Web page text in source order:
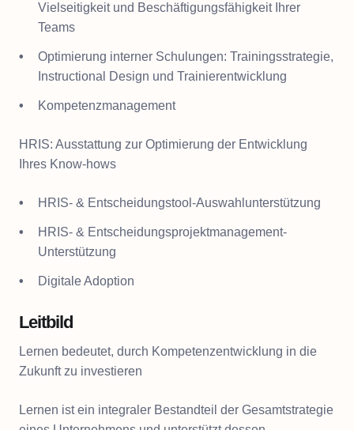
Vielseitigkeit und Beschäftigungsfähigkeit Ihrer
Teams
Optimierung interner Schulungen: Trainingsstrategie,
Instructional Design und Trainierentwicklung
Kompetenzmanagement
HRIS: Ausstattung zur Optimierung der Entwicklung
Ihres Know-hows
HRIS- & Entscheidungstool-Auswahlunterstützung
HRIS- & Entscheidungsprojektmanagement-
Unterstützung
Digitale Adoption
Leitbild
Lernen bedeutet, durch Kompetenzentwicklung in die
Zukunft zu investieren
Lernen ist ein integraler Bestandteil der Gesamtstrategie